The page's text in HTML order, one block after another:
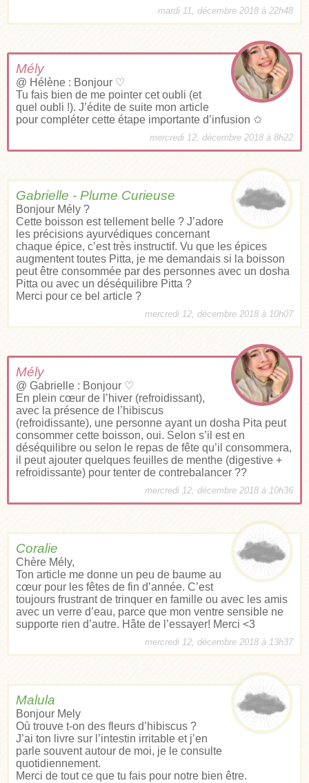
mardi 11, décembre 2018 à 22h48
Mély
@ Hélène : Bonjour ♡
Tu fais bien de me pointer cet oubli (et
quel oubli !). J’édite de suite mon article
pour compléter cette étape importante d’infusion ✩
mercredi 12, décembre 2018 à 8h22
Gabrielle - Plume Curieuse
Bonjour Mély ?
Cette boisson est tellement belle ? J’adore
les précisions ayurvédiques concernant
chaque épice, c’est très instructif. Vu que les épices
augmentent toutes Pitta, je me demandais si la boisson
peut être consommée par des personnes avec un dosha
Pitta ou avec un déséquilibre Pitta ?
Merci pour ce bel article ?
mercredi 12, décembre 2018 à 10h07
Mély
@ Gabrielle : Bonjour ♡
En plein cœur de l’hiver (refroidissant),
avec la présence de l’hibiscus
(refroidissante), une personne ayant un dosha Pita peut
consommer cette boisson, oui. Selon s’il est en
déséquilibre ou selon le repas de fête qu’il consommera,
il peut ajouter quelques feuilles de menthe (digestive +
refroidissante) pour tenter de contrebalancer ??
mercredi 12, décembre 2018 à 10h36
Coralie
Chère Mély,
Ton article me donne un peu de baume au
cœur pour les fêtes de fin d’année. C’est
toujours frustrant de trinquer en famille ou avec les amis
avec un verre d’eau, parce que mon ventre sensible ne
supporte rien d’autre. Hâte de l’essayer! Merci <3
mercredi 12, décembre 2018 à 13h37
Malula
Bonjour Mely
Où trouve t-on des fleurs d’hibiscus ?
J’ai ton livre sur l’intestin irritable et j’en
parle souvent autour de moi, je le consulte
quotidiennement.
Merci de tout ce que tu fais pour notre bien être.